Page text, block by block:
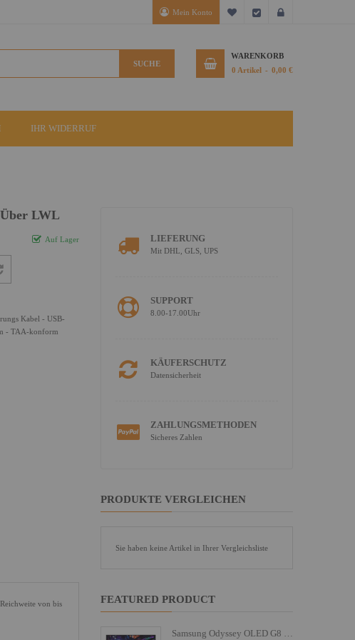
Mein Konto Mein Wunschzettel
Kasse
SUCHE
WARENKORB
0 Artikel 0,00 €
IHR WIDERRUF
LWL
Auf Lager
Kabel - USB-
- TAA-konform
von bis
LIEFERUNG
Mit DHL, GLS, UPS
SUPPORT
8.00-17.00Uhr
KÄUFERSCHUTZ
Datensicherheit
ZAHLUNGSMETHODEN
Sicheres Zahlen
PRODUKTE VERGLEICHEN
Sie haben keine Artikel in Ihrer Vergleichsliste
FEATURED PRODUCT
Samsung Odyssey OLED G8 S27FG810SU - G81SF Series - OLED-Monitor - Gaming - 68.6 cm (27")